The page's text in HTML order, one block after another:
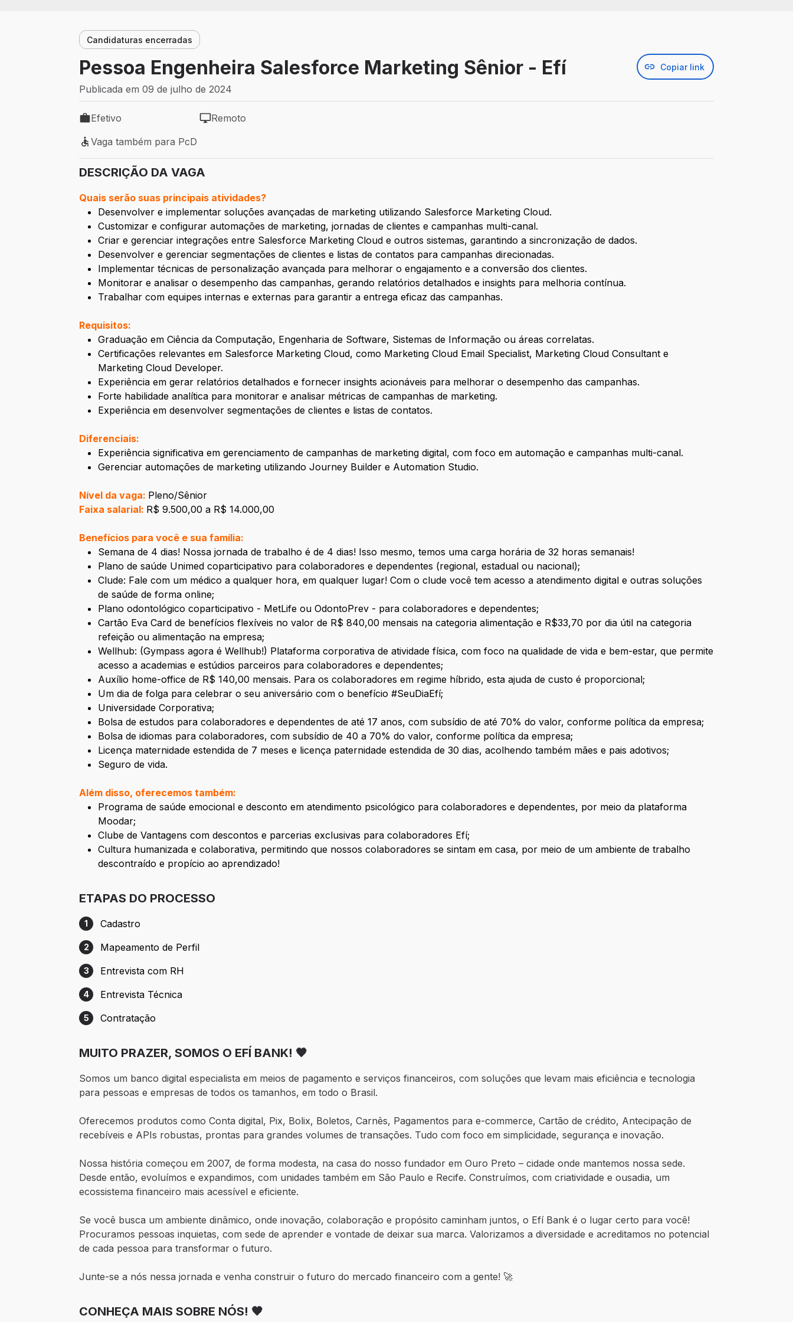
Candidaturas encerradas
Pessoa Engenheira Salesforce Marketing Sênior - Efí Copiar link
Publicada em 09 de julho de 2024
Tipo de vaga: Efetivo
Efetivo
Modelo de trabalho: Remoto
Remoto
Vaga também para PcD
Vaga também para PcD
DESCRIÇÃO DA VAGA
Quais serão suas principais atividades?
Desenvolver e implementar soluções avançadas de marketing utilizando Salesforce Marketing Cloud.
Customizar e configurar automações de marketing, jornadas de clientes e campanhas multi-canal.
Criar e gerenciar integrações entre Salesforce Marketing Cloud e outros sistemas, garantindo a sincronização de dados.
Desenvolver e gerenciar segmentações de clientes e listas de contatos para campanhas direcionadas.
Implementar técnicas de personalização avançada para melhorar o engajamento e a conversão dos clientes.
Monitorar e analisar o desempenho das campanhas, gerando relatórios detalhados e insights para melhoria contínua.
Trabalhar com equipes internas e externas para garantir a entrega eficaz das campanhas.
Requisitos:
Graduação em Ciência da Computação, Engenharia de Software, Sistemas de Informação ou áreas correlatas.
Certificações relevantes em Salesforce Marketing Cloud, como Marketing Cloud Email Specialist, Marketing Cloud Consultant e
Marketing Cloud Developer.
Experiência em gerar relatórios detalhados e fornecer insights acionáveis para melhorar o desempenho das campanhas.
Forte habilidade analítica para monitorar e analisar métricas de campanhas de marketing.
Experiência em desenvolver segmentações de clientes e listas de contatos.
Diferenciais:
Experiência significativa em gerenciamento de campanhas de marketing digital, com foco em automação e campanhas multi-canal.
Gerenciar automações de marketing utilizando Journey Builder e Automation Studio.
Nível da vaga: Pleno/Sênior
Faixa salarial: R$ 9.500,00 a R$ 14.000,00
Benefícios para você e sua família:
Semana de 4 dias! Nossa jornada de trabalho é de 4 dias! Isso mesmo, temos uma carga horária de 32 horas semanais!
Plano de saúde Unimed coparticipativo para colaboradores e dependentes (regional, estadual ou nacional);
Clude: Fale com um médico a qualquer hora, em qualquer lugar! Com o clude você tem acesso a atendimento digital e outras soluções
de saúde de forma online;
Plano odontológico coparticipativo - MetLife ou OdontoPrev - para colaboradores e dependentes;
Cartão Eva Card de benefícios flexíveis no valor de R$ 840,00 mensais na categoria alimentação e R$33,70 por dia útil na categoria
refeição ou alimentação na empresa;
Wellhub: (Gympass agora é Wellhub!) Plataforma corporativa de atividade física, com foco na qualidade de vida e bem-estar, que permite
acesso a academias e estúdios parceiros para colaboradores e dependentes;
Auxílio home-office de R$ 140,00 mensais. Para os colaboradores em regime híbrido, esta ajuda de custo é proporcional;
Um dia de folga para celebrar o seu aniversário com o benefício #SeuDiaEfí;
Universidade Corporativa;
Bolsa de estudos para colaboradores e dependentes de até 17 anos, com subsídio de até 70% do valor, conforme política da empresa;
Bolsa de idiomas para colaboradores, com subsídio de 40 a 70% do valor, conforme política da empresa;
Licença maternidade estendida de 7 meses e licença paternidade estendida de 30 dias, acolhendo também mães e pais adotivos;
Seguro de vida.
Além disso, oferecemos também:
Programa de saúde emocional e desconto em atendimento psicológico para colaboradores e dependentes, por meio da plataforma
Moodar;
Clube de Vantagens com descontos e parcerias exclusivas para colaboradores Efí;
Cultura humanizada e colaborativa, permitindo que nossos colaboradores se sintam em casa, por meio de um ambiente de trabalho
descontraído e propício ao aprendizado!
ETAPAS DO PROCESSO
Etapa 1: Cadastro
1 Cadastro
Etapa 2: Mapeamento de Perfil
2 Mapeamento de Perfil
Etapa 3: Entrevista com RH
3 Entrevista com RH
Etapa 4: Entrevista Técnica
4 Entrevista Técnica
Etapa 5: Contratação
5 Contratação
MUITO PRAZER, SOMOS O EFÍ BANK! 🧡
Somos um banco digital especialista em meios de pagamento e serviços financeiros, com soluções que levam mais eficiência e tecnologia
para pessoas e empresas de todos os tamanhos, em todo o Brasil.
Oferecemos produtos como Conta digital, Pix, Bolix, Boletos, Carnês, Pagamentos para e-commerce, Cartão de crédito, Antecipação de
recebíveis e APIs robustas, prontas para grandes volumes de transações. Tudo com foco em simplicidade, segurança e inovação.
Nossa história começou em 2007, de forma modesta, na casa do nosso fundador em Ouro Preto – cidade onde mantemos nossa sede.
Desde então, evoluímos e expandimos, com unidades também em São Paulo e Recife. Construímos, com criatividade e ousadia, um
ecossistema financeiro mais acessível e eficiente.
Se você busca um ambiente dinâmico, onde inovação, colaboração e propósito caminham juntos, o Efí Bank é o lugar certo para você!
Procuramos pessoas inquietas, com sede de aprender e vontade de deixar sua marca. Valorizamos a diversidade e acreditamos no potencial
de cada pessoa para transformar o futuro.
Junte-se a nós nessa jornada e venha construir o futuro do mercado financeiro com a gente! 🚀
CONHEÇA MAIS SOBRE NÓS! 🧡